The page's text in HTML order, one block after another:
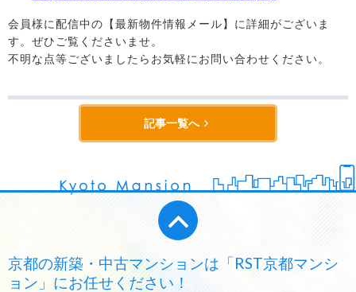
会員様に配信中の【最新物件情報メール】に詳細がございま
す。ぜひご覧くださいませ。
不明な点等ございましたらお気軽にお問い合わせください。
記事一覧へ
京都の新築・中古マンションは「RST京都マンシ
ョン」にお任せください！